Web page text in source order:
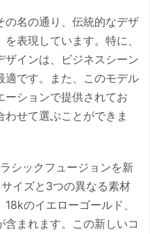
の名の通り、伝統的なデザ
表現しています。特に、
ザインは、ビジネスシーン
適です。また、このモデル
ーションで提供されてお
せて選ぶことができま
シックフュージョンを新
イズと3つの異なる素材
のイエローゴールド、
まれます。この新しいコ